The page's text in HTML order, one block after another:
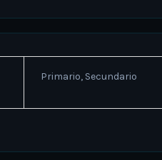
Primario, Secundario